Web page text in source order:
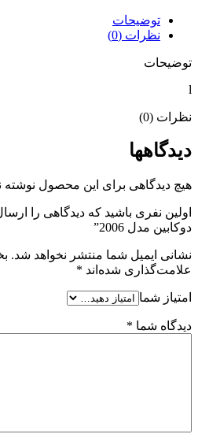
توضیحات
نظرات (0)
توضیحات
l
نظرات (0)
دیدگاهها
هیچ دیدگاهی برای این محصول
اولین نفری باشید که دیدگاهی را
دوکابین مدل 2006”
نشانی ایمیل شما منتشر نخواهد شد.
علامت‌گذاری شده‌اند *
امتیاز شما
دیدگاه شما *